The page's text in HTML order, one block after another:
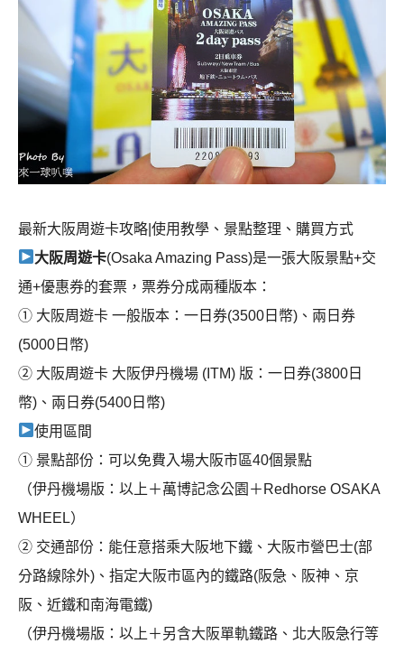
最新大阪周遊卡攻略|使用教學、景點整理、購買方式
大阪周遊卡(Osaka Amazing Pass)是一張大阪景點+交
通+優惠券的套票，票券分成兩種版本：
① 大阪周遊卡 一般版本：一日券(3500日幣)、兩日券
(5000日幣)
② 大阪周遊卡 大阪伊丹機場 (ITM) 版：一日券(3800日
幣)、兩日券(5400日幣)
使用區間
① 景點部份：可以免費入場大阪市區40個景點
（伊丹機場版：以上＋萬博記念公園＋Redhorse OSAKA
WHEEL）
② 交通部份：能任意搭乘大阪地下鐵、大阪市營巴士(部
分路線除外)、指定大阪市區內的鐵路(阪急、阪神、京
阪、近鐵和南海電鐵)
（伊丹機場版：以上＋另含大阪單軌鐵路、北大阪急行等